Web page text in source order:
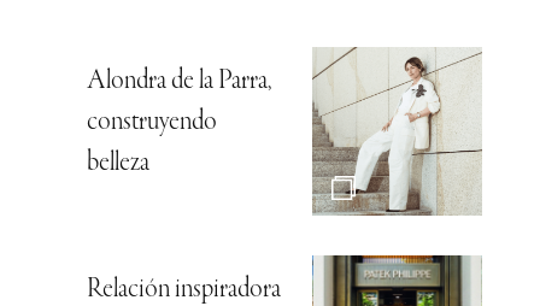
Alondra de la Parra,
construyendo
belleza
Relación inspiradora